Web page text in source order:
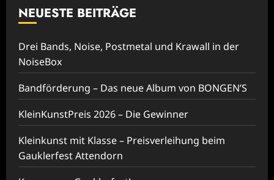
NEUESTE BEITRÄGE
Drei Bands, Noise, Postmetal und Krawall in der
NoiseBox
Bandförderung – Das neue Album von BONGEN’S
KleinKunstPreis 2026 – Die Gewinner
Kleinkunst mit Klasse – Preisverleihung beim
Gauklerfest Attendorn